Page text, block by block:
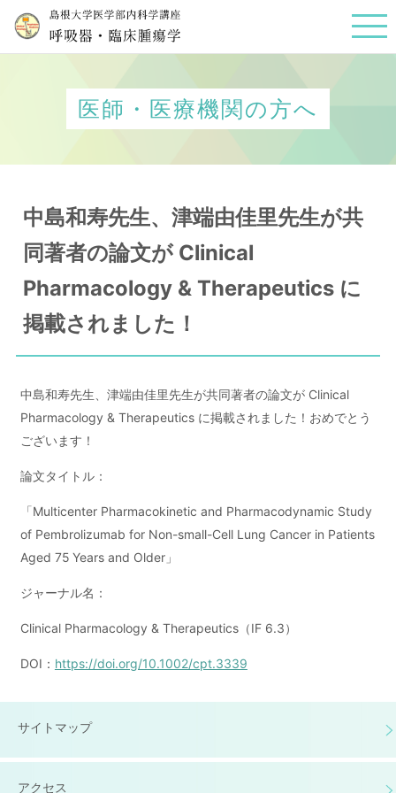
医師・医療機関の方へ
中島和寿先生、津端由佳里先生が共
同著者の論文が Clinical
Pharmacology & Therapeutics に
掲載されました！
中島和寿先生、津端由佳里先生が共同著者の論文が Clinical
Pharmacology & Therapeutics に掲載されました！おめでとう
ございます！
論文タイトル：
「Multicenter Pharmacokinetic and Pharmacodynamic Study
of Pembrolizumab for Non-small-Cell Lung Cancer in Patients
Aged 75 Years and Older」
ジャーナル名：
Clinical Pharmacology & Therapeutics（IF 6.3）
DOI： https://doi.org/10.1002/cpt.3339
サイトマップ
アクセス